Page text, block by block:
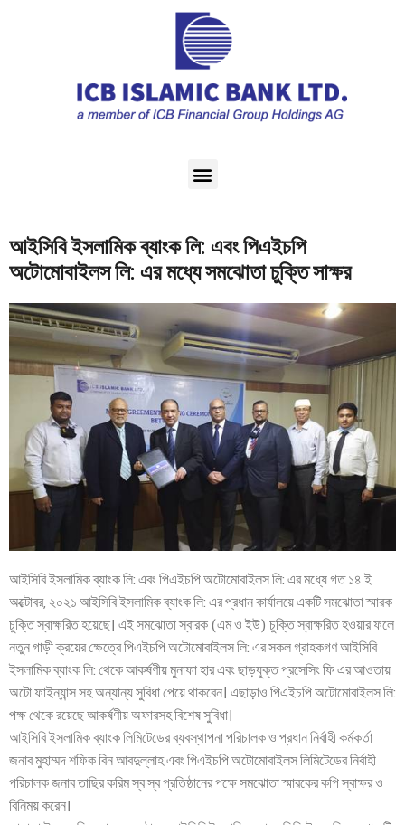
আইসিবি ইসলামিক ব্যাংক লি: এবং পিএইচপি
অটোমোবাইলস লি: এর মধ্যে সমঝোতা চুক্তি সাক্ষর
আইসিবি ইসলামিক ব্যাংক লি: এবং পিএইচপি অটোমোবাইলস লি: এর মধ্যে গত ১৪ ই
অক্টোবর, ২০২১ আইসিবি ইসলামিক ব্যাংক লি: এর প্রধান কার্যালয়ে একটি সমঝোতা স্মারক
চুক্তি স্বাক্ষরিত হয়েছে। এই সমঝোতা স্বারক (এম ও ইউ) চুক্তি স্বাক্ষরিত হওয়ার ফলে
নতুন গাড়ী ক্রয়ের ক্ষেত্রে পিএইচপি অটোমোবাইলস লি: এর সকল গ্রাহকগণ আইসিবি
ইসলামিক ব্যাংক লি: থেকে আকর্ষণীয় মুনাফা হার এবং ছাড়যুক্ত প্রসেসিং ফি এর আওতায়
অটো ফাইন্যান্স সহ অন্যান্য সুবিধা পেয়ে থাকবেন। এছাড়াও পিএইচপি অটোমোবাইলস লি:
পক্ষ থেকে রয়েছে আকর্ষণীয় অফারসহ বিশেষ সুবিধা।
আইসিবি ইসলামিক ব্যাংক লিমিটেডের ব্যবস্থাপনা পরিচালক ও প্রধান নির্বাহী কর্মকর্তা
জনাব মুহাম্মদ শফিক বিন আবদুল্লাহ এবং পিএইচপি অটোমোবাইলস লিমিটেডের নির্বাহী
পরিচালক জনাব তাছির করিম স্ব স্ব প্রতিষ্ঠানের পক্ষে সমঝোতা স্মারকের কপি স্বাক্ষর ও
বিনিময় করেন।